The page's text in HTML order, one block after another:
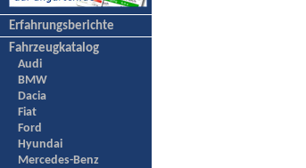
Erfahrungsberichte
Fahrzeugkatalog
Audi
BMW
Dacia
Fiat
Ford
Hyundai
Mercedes-Benz